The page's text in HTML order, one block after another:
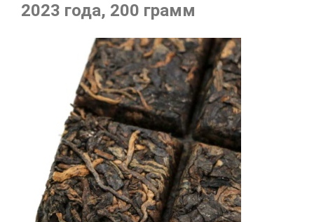
2023 года, 200 грамм